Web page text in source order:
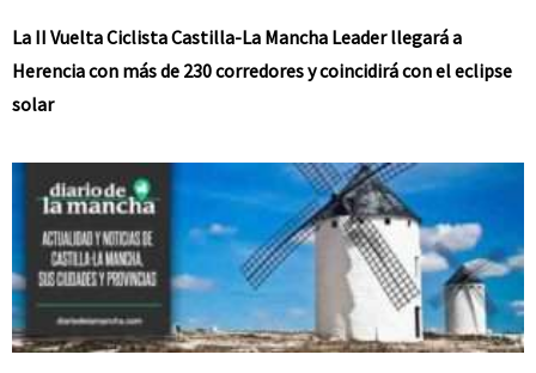
La II Vuelta Ciclista Castilla-La Mancha Leader llegará a
Herencia con más de 230 corredores y coincidirá con el eclipse
solar